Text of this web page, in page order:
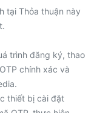
tại Thỏa thuận này
trình đăng ký, thao
chính xác và
thiết bị cài đặt